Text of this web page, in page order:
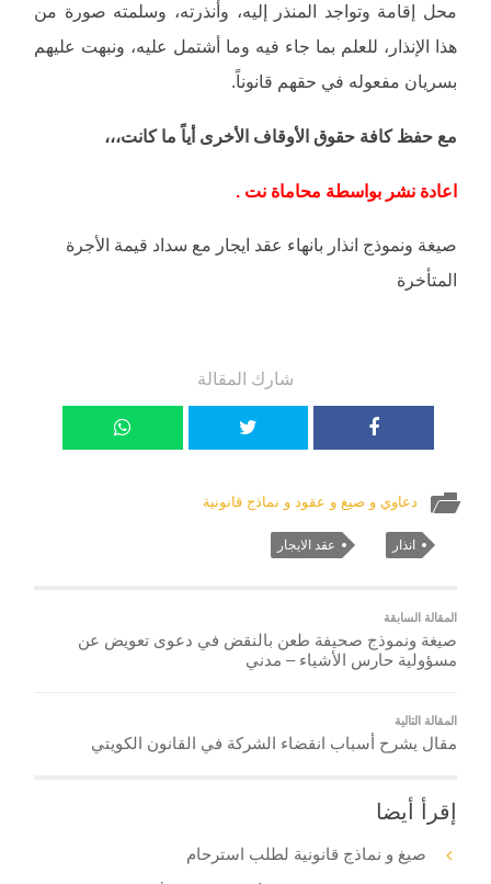
محل إقامة وتواجد المنذر إليه، وأنذرته، وسلمته صورة من
هذا الإنذار، للعلم بما جاء فيه وما أشتمل عليه، ونبهت عليهم
بسريان مفعوله في حقهم قانوناً.
مع حفظ كافة حقوق الأوقاف الأخرى أياً ما كانت،،،
اعادة نشر بواسطة محاماة نت .
صيغة ونموذج انذار بانهاء عقد ايجار مع سداد قيمة الأجرة
المتأخرة
شارك المقالة
دعاوي و صيغ و عقود و نماذج قانونية
انذار عقد الايجار
المقالة السابقة
صيغة ونموذج صحيفة طعن بالنقض في دعوى تعويض عن
مسؤولية حارس الأشياء – مدني
المقالة التالية
مقال يشرح أسباب انقضاء الشركة في القانون الكويتي
إقرأ أيضا
صيغ و نماذج قانونية لطلب استرحام